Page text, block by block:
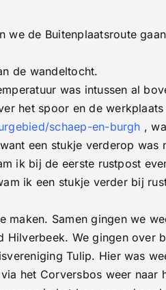
de Buitenplaatsroute
de wandeltocht.
was intussen al
het spoor en de
schaep-en-burgh ,
een stukje verderop
ik bij de eerste rustpost
ik een stukje verder bij
Samen gingen we
We gingen over
Tulip. Hier was
het Corversbos weer naar